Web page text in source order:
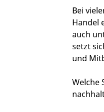
Bei
Handel
auch
setzt
und
Welche